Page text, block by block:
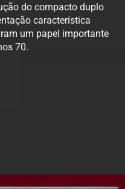
do compacto duplo
característica
um papel importante
70.